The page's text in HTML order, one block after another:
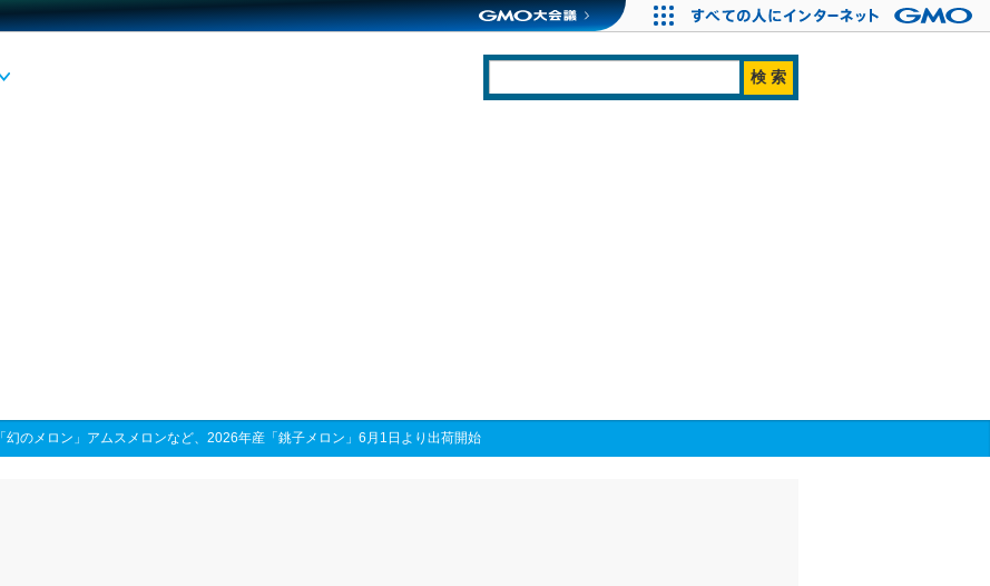
「幻のメロン」アムスメロンなど、2026年産「銚子メロン」6月1日より出荷開始